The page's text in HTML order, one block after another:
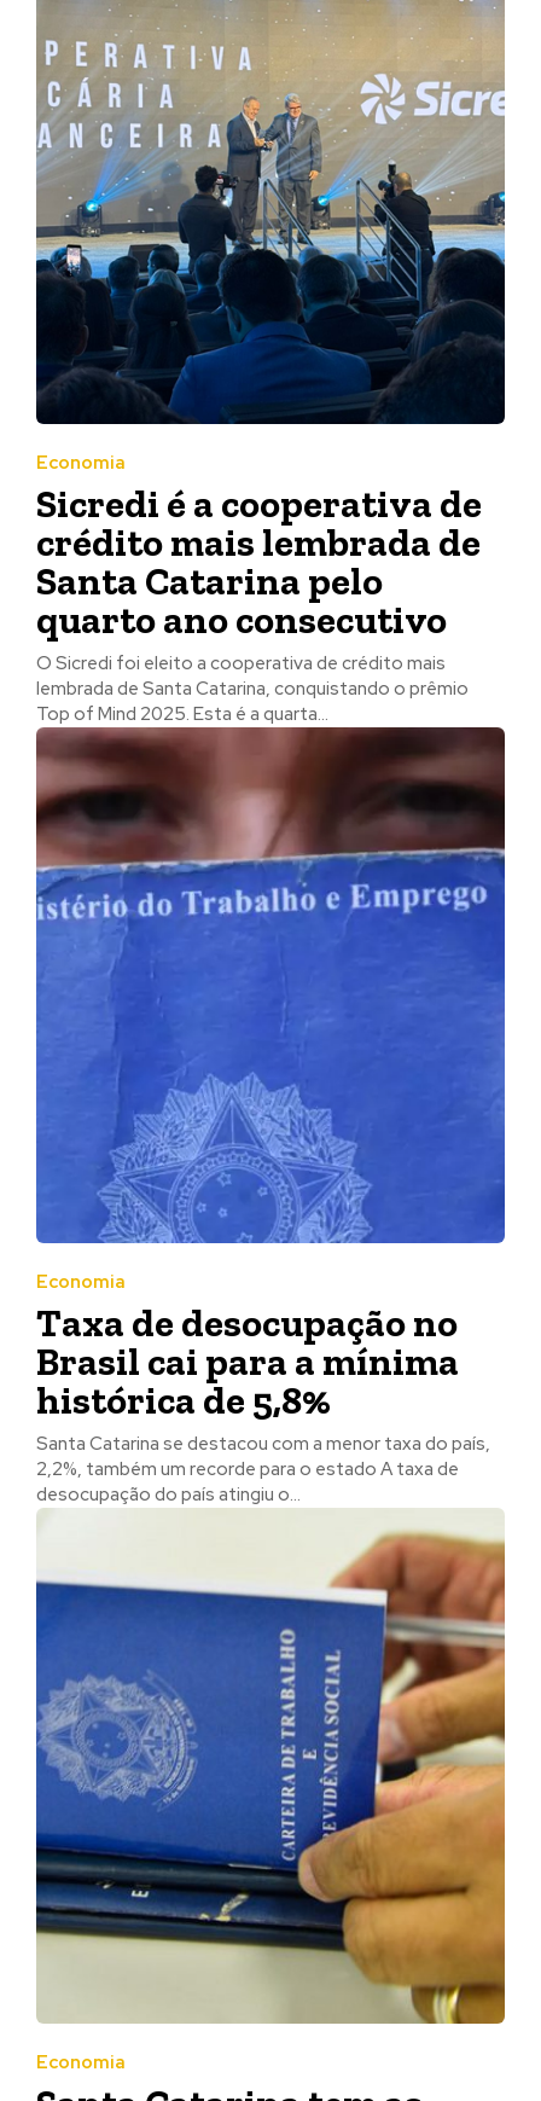
Economia
Sicredi é a cooperativa de
crédito mais lembrada de
Santa Catarina pelo
quarto ano consecutivo
O Sicredi foi eleito a cooperativa de crédito mais
lembrada de Santa Catarina, conquistando o prêmio
Top of Mind 2025. Esta é a quarta...
Economia
Taxa de desocupação no
Brasil cai para a mínima
histórica de 5,8%
Santa Catarina se destacou com a menor taxa do país,
2,2%, também um recorde para o estado A taxa de
desocupação do país atingiu o...
Economia